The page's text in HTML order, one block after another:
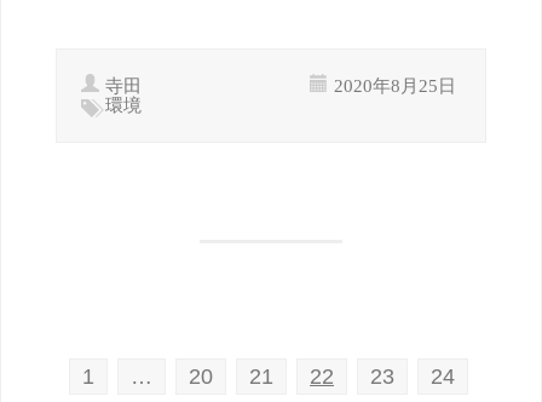
寺田 2020年8月25日
環境
1 … 20 21 22 23 24